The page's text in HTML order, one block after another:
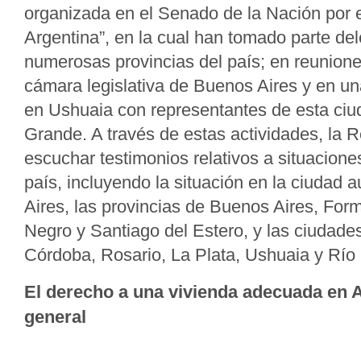
organizada en el Senado de la Nación por
Argentina”, en la cual han tomado parte
numerosas provincias del país; en
cámara legislativa de Buenos Aires y en
en Ushuaia con representantes de esta
Grande. A través de estas actividades, la
escuchar testimonios relativos a
país, incluyendo la situación en la ciudad
Aires, las provincias de Buenos Aires,
Negro y Santiago del Estero, y las
Córdoba, Rosario, La Plata, Ushuaia y Río
El derecho a una vivienda adecuada en
general